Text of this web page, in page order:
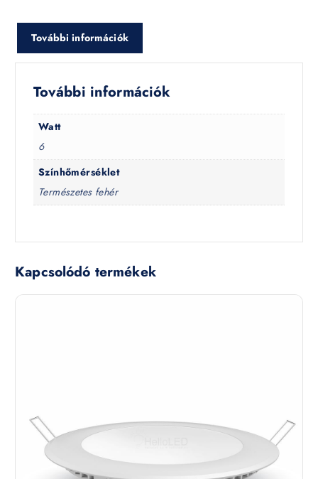
További információk
További információk
Watt
6
Színhőmérséklet
Természetes fehér
Kapcsolódó termékek